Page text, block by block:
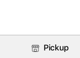
Pickup